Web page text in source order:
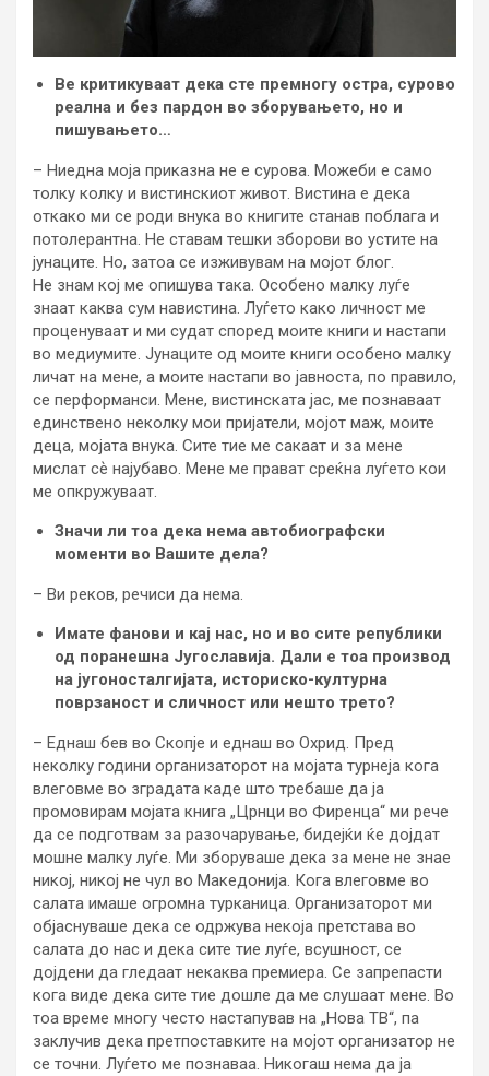
Ве критикуваат дека сте премногу остра, сурово
реална и без пардон во зборувањето, но и
пишувањето…
– Ниедна моја приказна не е сурова. Можеби е само
толку колку и вистинскиот живот. Вистина е дека
откако ми се роди внука во книгите станав поблага и
потолерантна. Не ставам тешки зборови во устите на
јунаците. Но, затоа се изживувам на мојот блог.
Не знам кој ме опишува така. Особено малку луѓе
знаат каква сум навистина. Луѓето како личност ме
проценуваат и ми судат според моите книги и настапи
во медиумите. Јунаците од моите книги особено малку
личат на мене, а моите настапи во јавноста, по правило,
се перформанси. Мене, вистинската јас, ме познаваат
единствено неколку мои пријатели, мојот маж, моите
деца, мојата внука. Сите тие ме сакаат и за мене
мислат сѐ најубаво. Мене ме прават среќна луѓето кои
ме опкружуваат.
Значи ли тоа дека нема автобиографски
моменти во Вашите дела?
– Ви реков, речиси да нема.
Имате фанови и кај нас, но и во сите републики
од поранешна Југославија. Дали е тоа производ
на југоносталгијата, историско-културна
поврзаност и сличност или нешто трето?
– Еднаш бев во Скопје и еднаш во Охрид. Пред
неколку години организаторот на мојата турнеја кога
влеговме во зградата каде што требаше да ја
промовирам мојата книга „Црнци во Фиренца“ ми рече
да се подготвам за разочарување, бидејќи ќе дојдат
мошне малку луѓе. Ми зборуваше дека за мене не знае
никој, никој не чул во Македонија. Кога влеговме во
салата имаше огромна турканица. Организаторот ми
објаснуваше дека се одржува некоја претстава во
салата до нас и дека сите тие луѓе, всушност, се
дојдени да гледаат некаква премиера. Се запрепасти
кога виде дека сите тие дошле да ме слушаат мене. Во
тоа време многу често настапував на „Нова ТВ“, па
заклучив дека претпоставките на мојот организатор не
се точни. Луѓето ме познаваа. Никогаш нема да ја